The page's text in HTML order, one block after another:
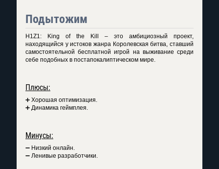
Подытожим
H1Z1: King of the Kill – это амбициозный проект,
находящийся у истоков жанра Королевская битва, ставший
самостоятельной бесплатной игрой на выживание среди
себе подобных в постапокалиптическом мире.
Плюсы:
➕ Хорошая оптимизация.
➕ Динамика геймплея.
Минусы:
➖ Низкий онлайн.
➖ Ленивые разработчики.